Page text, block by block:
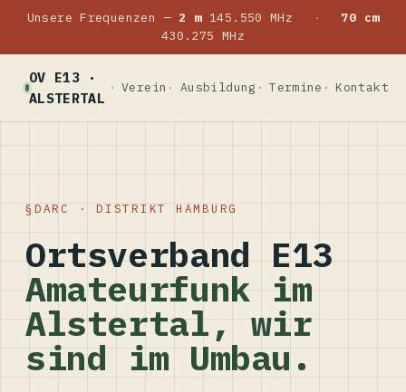
Unsere Frequenzen — 2 m145.550 MHz ·
70 cm
430.275 MHz
OV E13 ·
ALSTERTAL
Verein Ausbildung Termine Kontakt
DARC · DISTRIKT HAMBURG
Ortsverband E13
Amateurfunk im
Alstertal, wir
sind im Umbau.